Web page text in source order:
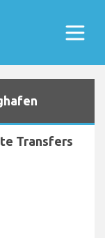
Transfers